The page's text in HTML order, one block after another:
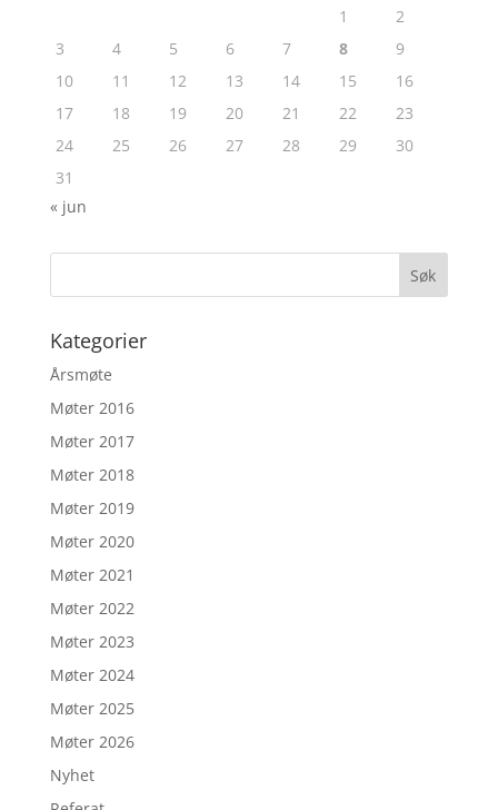
1
2
3
4 5 6 7 8
9
10
11 12 13 14 15
16
17
18 19 20 21 22
23
24
25 26 27 28 29
30
31
« jun
Kategorier
Årsmøte
Møter 2016
Møter 2017
Møter 2018
Møter 2019
Møter 2020
Møter 2021
Møter 2022
Møter 2023
Møter 2024
Møter 2025
Møter 2026
Nyhet